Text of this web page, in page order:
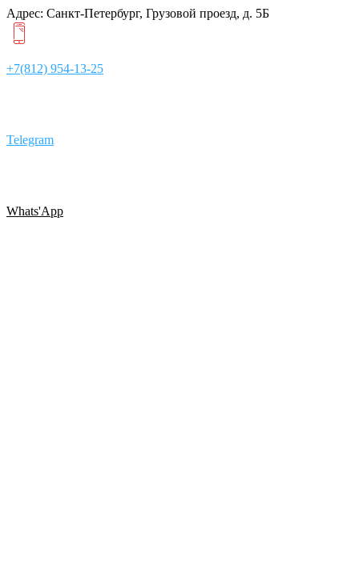
Адрес: Санкт-Петербург, Грузовой проезд, д. 5Б
+7(812) 954-13-25
Telegram
Whats'App